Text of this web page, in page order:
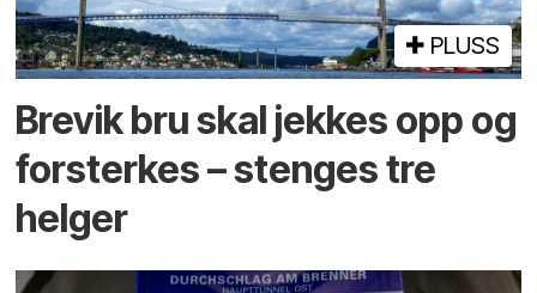
PLUSS
Brevik bru skal jekkes opp og
forsterkes – stenges tre
helger